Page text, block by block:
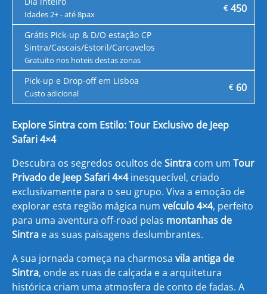
Idades 2+ - até 8pax
€ 450
Grátis Pick-up & D/O estação CP
Sintra/Cascais/Estoril/Carcavelos
Gratuito nos hoteis destas zonas
Pick-up e Drop-off em Lisboa
Custo adicional
€ 60
Explore Sintra com Estilo: Tour Exclusivo de Jeep
Safari 4×4
Descubra os segredos ocultos deSintra com um Tour
Privado de Jeep Safari 4×4inesquecível, criado
exclusivamente para o seu grupo. Viva a emoção de
explorar esta região mágica num veículo 4×4, perfeito
para uma aventura off-road pelas montanhas de
Sintra e as suas paisagens deslumbrantes.
A sua jornada começa na charmosa vila antiga de
Sintra, onde as ruas de calçada e a arquitetura
histórica criam uma atmosfera de conto de fadas. A